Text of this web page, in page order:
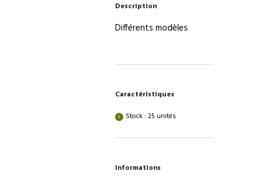
Description
Différents modèles
Caractéristiques
Stock : 25 unités
Informations